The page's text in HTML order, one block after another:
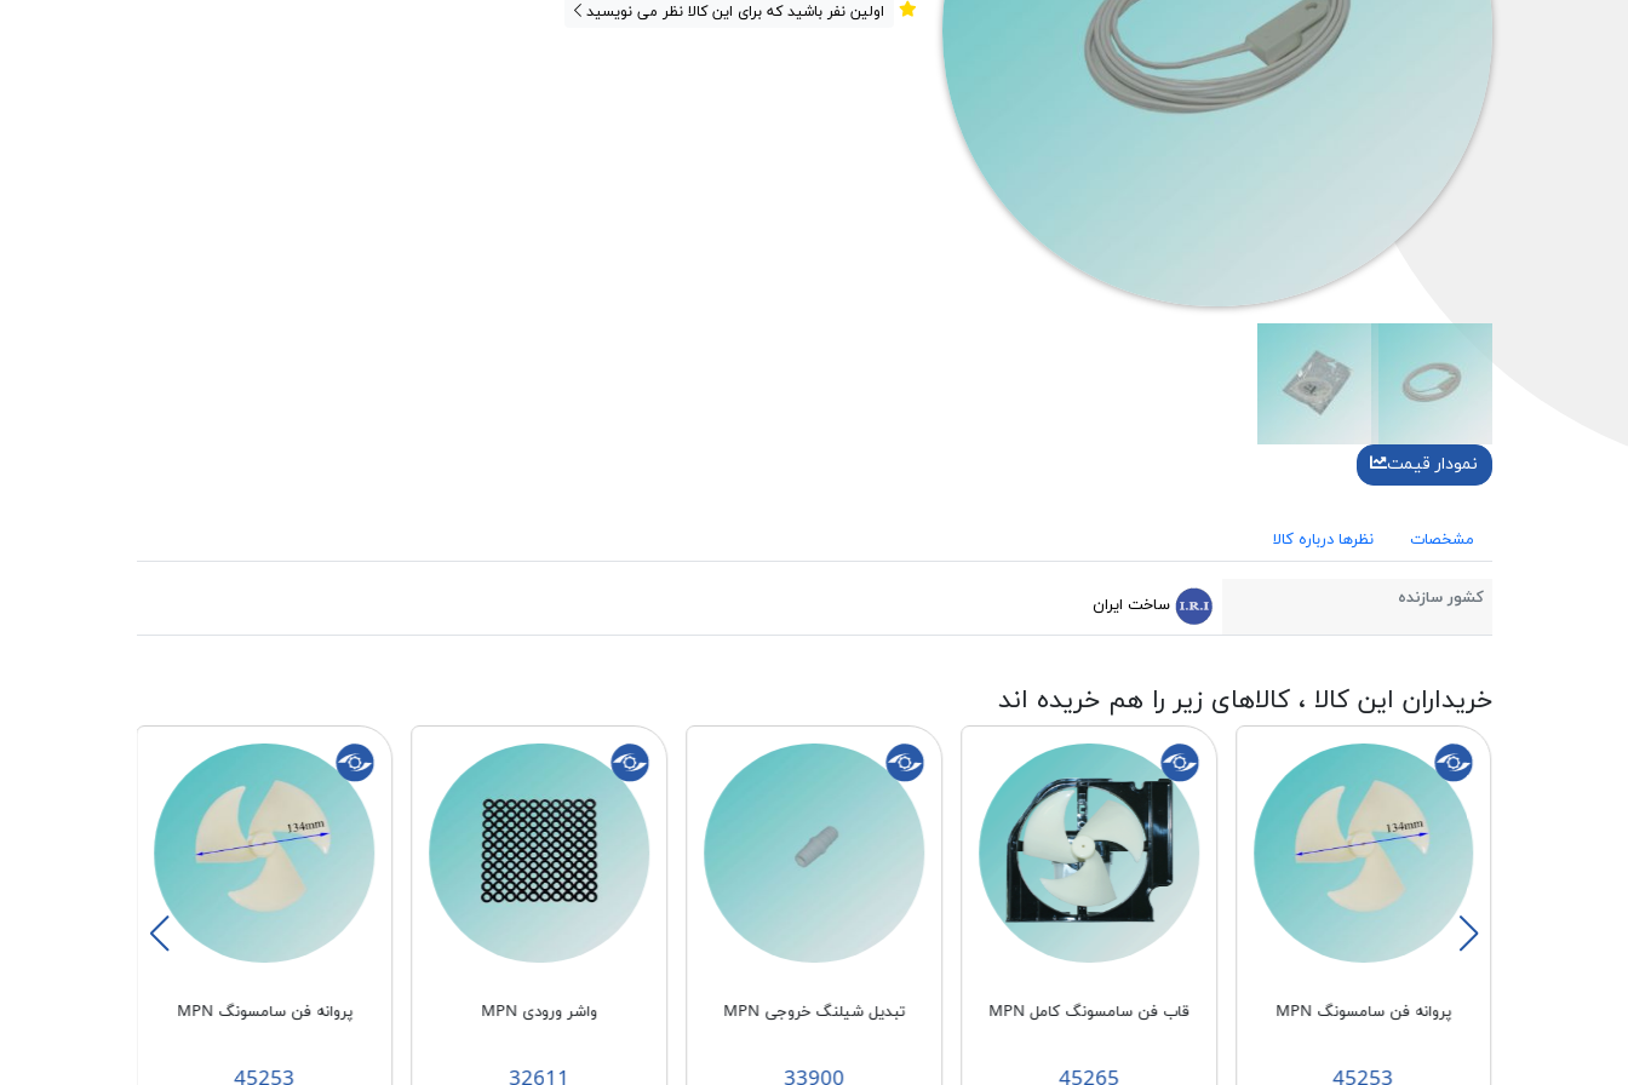
نمودار قیمت
اولین نفر باشید که برای این کالا نظر می نویسید
مشخصات نظرها درباره کالا
کشور سازنده ساخت ایران
خریداران این کالا ، کالاهای زیر را هم خریده اند
پروانه فن سامسونگ MPN قاب فن سامسونگ کامل MPN تبدیل شیلنگ خروجی MPN واشر ورودی MPN پروانه فن سامسونگ MPN